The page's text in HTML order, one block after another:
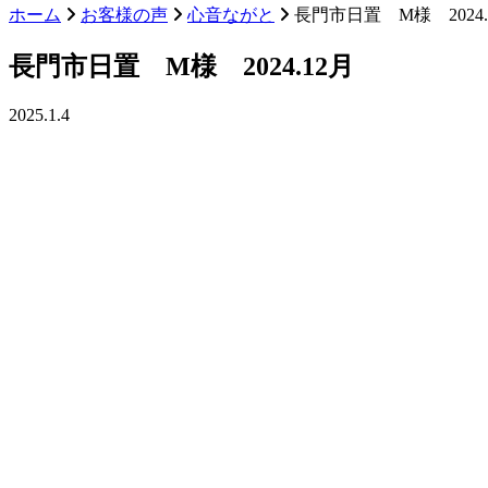
ホーム お客様の声 心音ながと 長門市日置 M様
長門市日置 M様 2024.12月
2025.1.4